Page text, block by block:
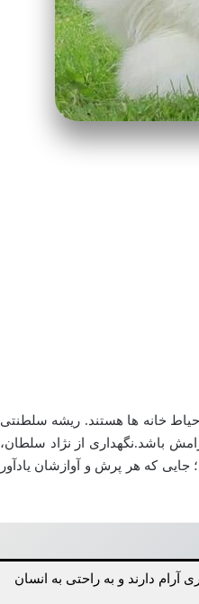
خانه‌ ها هستند. ریشه سلطنتی
باشد.نگهداری از نژاد سلطان،
جایی که هر پرش و آوازشان یادآور
آرام دارند و به راحتی به انسان